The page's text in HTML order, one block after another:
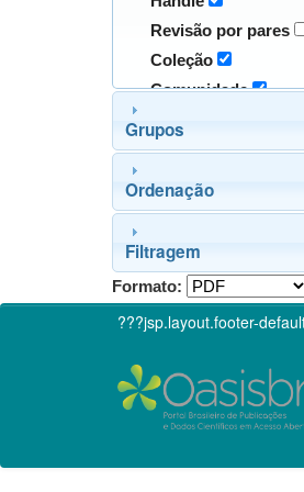
Revisão por pares
Coleção
Comunidade
Grupos
Ordenação
Filtragem
Formato:
???jsp.layout.footer-